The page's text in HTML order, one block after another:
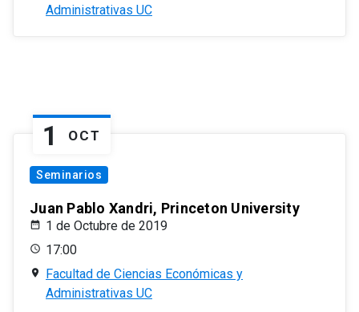
Administrativas UC
1 OCT
Seminarios
Juan Pablo Xandri, Princeton University
1 de Octubre de 2019
17:00
Facultad de Ciencias Económicas y
Administrativas UC